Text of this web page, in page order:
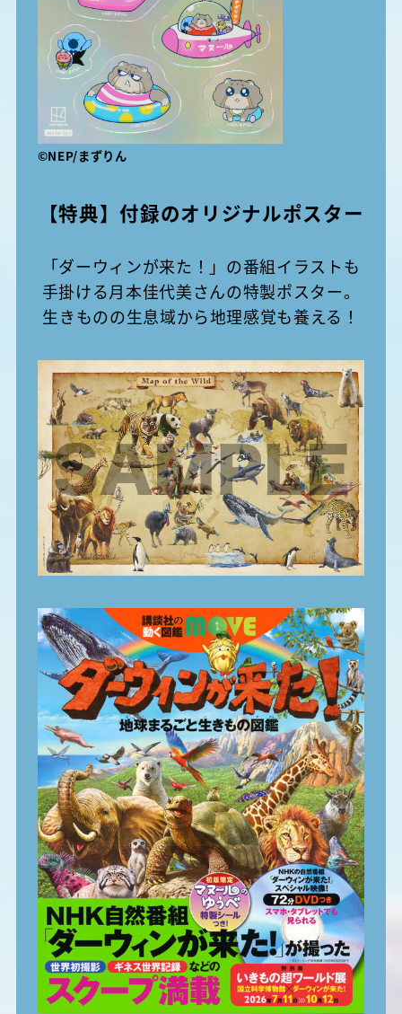
©︎NEP/まずりん
【特典】付録のオリジナルポスター
「ダーウィンが来た！」の番組イラストも
手掛ける月本佳代美さんの特製ポスター。
生きものの生息域から地理感覚も養える！